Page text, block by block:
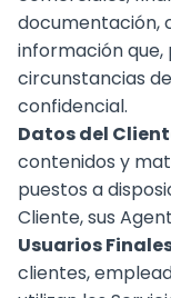
documentación,
información que,
circunstancias
confidencial.
Datos del
contenidos y
puestos a
Cliente, sus
Usuarios
clientes,